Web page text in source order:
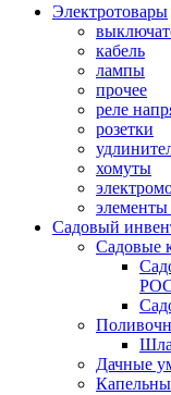
Электротовары
кабель
лампы
прочее
реле
розетки
хомуты
Садовый
Садовые
Дачные